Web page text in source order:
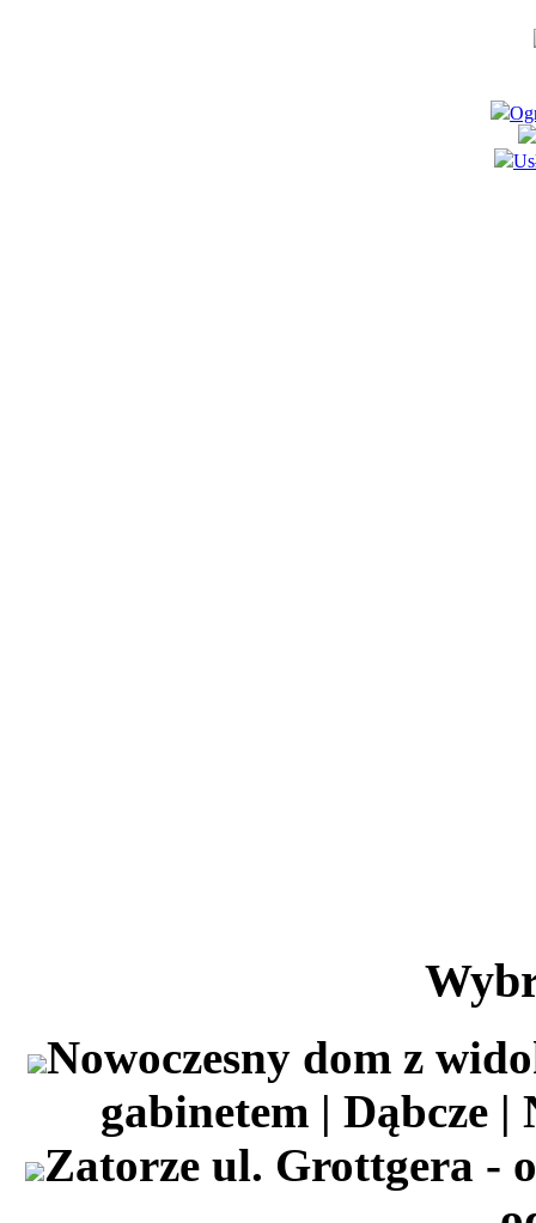
Nowoczesny dom z
gabinetem | Dąbcze
Zatorze ul. Grottgera -